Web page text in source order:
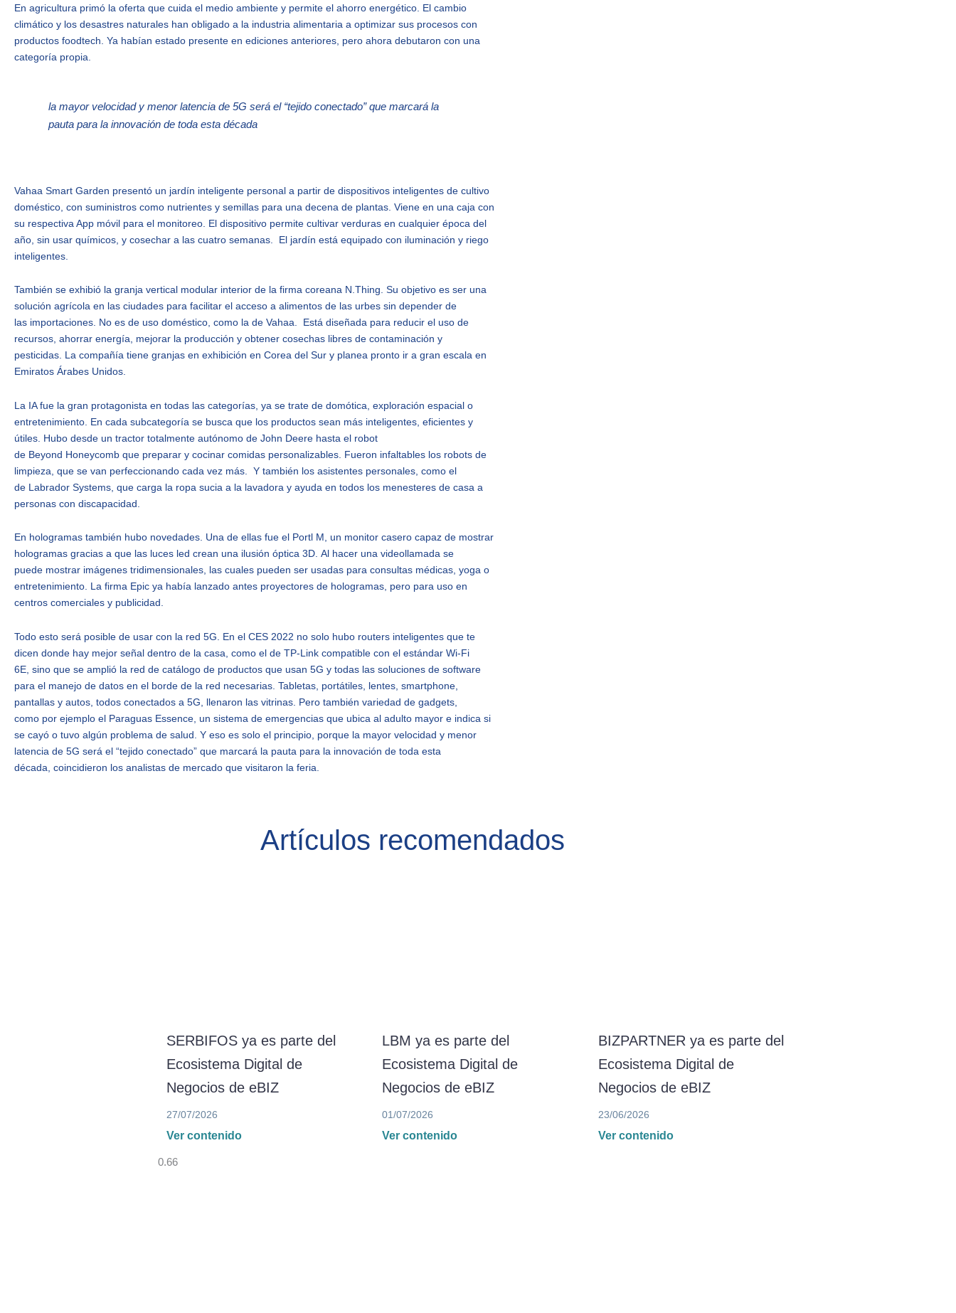
En agricultura primó la oferta que cuida el medio ambiente y permite el ahorro energético. El cambio
climático y los desastres naturales han obligado a la industria alimentaria a optimizar sus procesos con
productos foodtech. Ya habían estado presente en ediciones anteriores, pero ahora debutaron con una
categoría propia.
la mayor velocidad y menor latencia de 5G será el “tejido conectado” que marcará la
pauta para la innovación de toda esta década
Vahaa Smart Garden presentó un jardín inteligente personal a partir de dispositivos inteligentes de cultivo
doméstico, con suministros como nutrientes y semillas para una decena de plantas. Viene en una caja con
su respectiva App móvil para el monitoreo. El dispositivo permite cultivar verduras en cualquier época del
año, sin usar químicos, y cosechar a las cuatro semanas. El jardín está equipado con iluminación y riego
inteligentes.
También se exhibió la granja vertical modular interior de la firma coreana N.Thing. Su objetivo es ser una
solución agrícola en las ciudades para facilitar el acceso a alimentos de las urbes sin depender de
las importaciones. No es de uso doméstico, como la de Vahaa. Está diseñada para reducir el uso de
recursos, ahorrar energía, mejorar la producción y obtener cosechas libres de contaminación y
pesticidas. La compañía tiene granjas en exhibición en Corea del Sur y planea pronto ir a gran escala en
Emiratos Árabes Unidos.
La IA fue la gran protagonista en todas las categorías, ya se trate de domótica, exploración espacial o
entretenimiento. En cada subcategoría se busca que los productos sean más inteligentes, eficientes y
útiles. Hubo desde un tractor totalmente autónomo de John Deere hasta el robot
de Beyond Honeycomb que preparar y cocinar comidas personalizables. Fueron infaltables los robots de
limpieza, que se van perfeccionando cada vez más. Y también los asistentes personales, como el
de Labrador Systems, que carga la ropa sucia a la lavadora y ayuda en todos los menesteres de casa a
personas con discapacidad.
En hologramas también hubo novedades. Una de ellas fue el Portl M, un monitor casero capaz de mostrar
hologramas gracias a que las luces led crean una ilusión óptica 3D. Al hacer una videollamada se
puede mostrar imágenes tridimensionales, las cuales pueden ser usadas para consultas médicas, yoga o
entretenimiento. La firma Epic ya había lanzado antes proyectores de hologramas, pero para uso en
centros comerciales y publicidad.
Todo esto será posible de usar con la red 5G. En el CES 2022 no solo hubo routers inteligentes que te
dicen donde hay mejor señal dentro de la casa, como el de TP-Link compatible con el estándar Wi-Fi
6E, sino que se amplió la red de catálogo de productos que usan 5G y todas las soluciones de software
para el manejo de datos en el borde de la red necesarias. Tabletas, portátiles, lentes, smartphone,
pantallas y autos, todos conectados a 5G, llenaron las vitrinas. Pero también variedad de gadgets,
como por ejemplo el Paraguas Essence, un sistema de emergencias que ubica al adulto mayor e indica si
se cayó o tuvo algún problema de salud. Y eso es solo el principio, porque la mayor velocidad y menor
latencia de 5G será el “tejido conectado” que marcará la pauta para la innovación de toda esta
década, coincidieron los analistas de mercado que visitaron la feria.
Artículos recomendados
SERBIFOS ya es parte del
Ecosistema Digital de
Negocios de eBIZ
27/07/2026
Ver contenido
LBM ya es parte del
Ecosistema Digital de
Negocios de eBIZ
01/07/2026
Ver contenido
BIZPARTNER ya es parte del
Ecosistema Digital de
Negocios de eBIZ
23/06/2026
Ver contenido